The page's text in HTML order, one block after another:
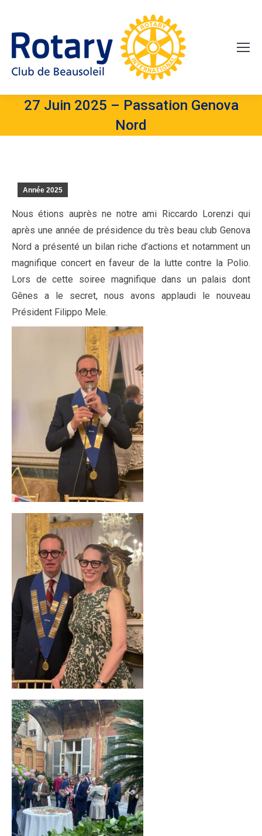
27 Juin 2025 – Passation Genova
Nord
Année 2025
Nous étions auprès ne notre ami Riccardo Lorenzi qui
après une année de présidence du très beau club Genova
Nord a présenté un bilan riche d’actions et notamment un
magnifique concert en faveur de la lutte contre la Polio.
Lors de cette soiree magnifique dans un palais dont
Gênes a le secret, nous avons applaudi le nouveau
Président Filippo Mele.